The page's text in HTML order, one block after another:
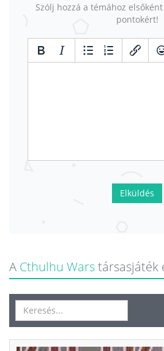
Szólj hozzá a témához
pontokért!
Elküldés
A Cthulhu Warstársasjáték